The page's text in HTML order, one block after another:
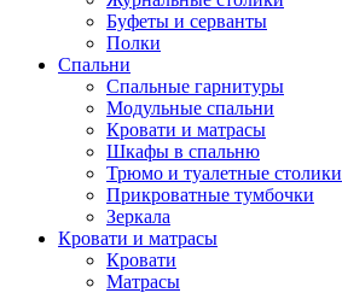
Буфеты и серванты
Полки
Спальни
Спальные гарнитуры
Модульные спальни
Кровати и матрасы
Шкафы в спальню
Трюмо и туалетные столики
Прикроватные тумбочки
Зеркала
Кровати и матрасы
Кровати
Матрасы